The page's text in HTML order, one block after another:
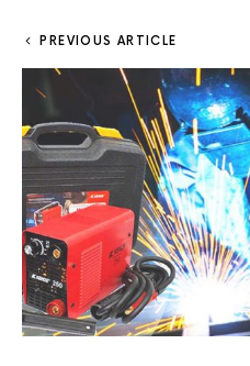
PREVIOUS ARTICLE